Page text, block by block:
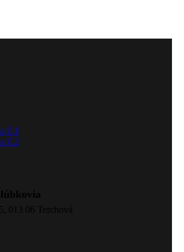
č.1
č.2
013 06 Terchová